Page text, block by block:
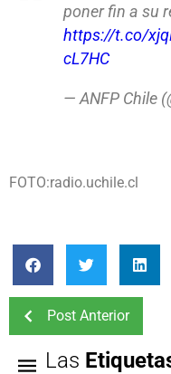
poner fin a su
https://t.co/
cL7HC
— ANFP Chile
FOTO:radio.uchile.cl
Post Anterior
Las